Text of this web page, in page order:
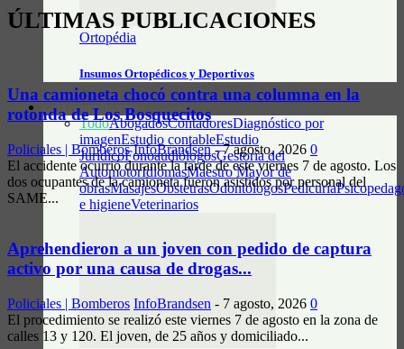
Ortopédia
Insumos Ortopédicos y Deportivos
GUÍA PROFESIONAL
TodoAbogadosContadoresDiagnóstico por
imagenEstudio contableEstudio
JurídicoFonoaudiólogosGestoría del
AutomotorIdiomasMaestro Mayor de
obrasMasajesObstetrasOdontólogosPedicuría
e higieneVeterinarios
ÚLTIMAS PUBLICACIONES
Una camioneta chocó contra una columna en la
rotonda de Los Bosquecitos
Policiales | Bomberos InfoBrandsen - 7 agosto, 2026 0
El accidente ocurrió durante la tarde de este viernes 7 de agosto. Los
dos ocupantes de la camioneta fueron asistidos por personal del
SAME...
Aprehendieron a un joven con pedido de captura
activo por una causa de drogas...
Policiales | Bomberos InfoBrandsen - 7 agosto, 2026 0
El procedimiento se realizó este viernes 7 de agosto en la zona de
calles 13 y 120. El joven, de 25 años y domiciliado...